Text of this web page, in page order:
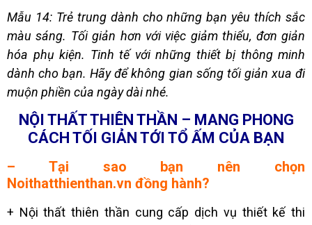
Mẫu 14: Trẻ trung dành cho những bạn yêu thích sắc
màu sáng. Tối giản hơn với việc giảm thiểu, đơn giản
hóa phụ kiện. Tinh tế với những thiết bị thông minh
dành cho bạn. Hãy để không gian sống tối giản xua đi
muộn phiền của ngày dài nhé.
NỘI THẤT THIÊN THẦN – MANG PHONG
CÁCH TỐI GIẢN TỚI TỔ ẤM CỦA BẠN
– Tại sao bạn nên chọn
Noithatthienthan.vn đồng hành?
+ Nội thất thiên thần cung cấp dịch vụ thiết kế thi